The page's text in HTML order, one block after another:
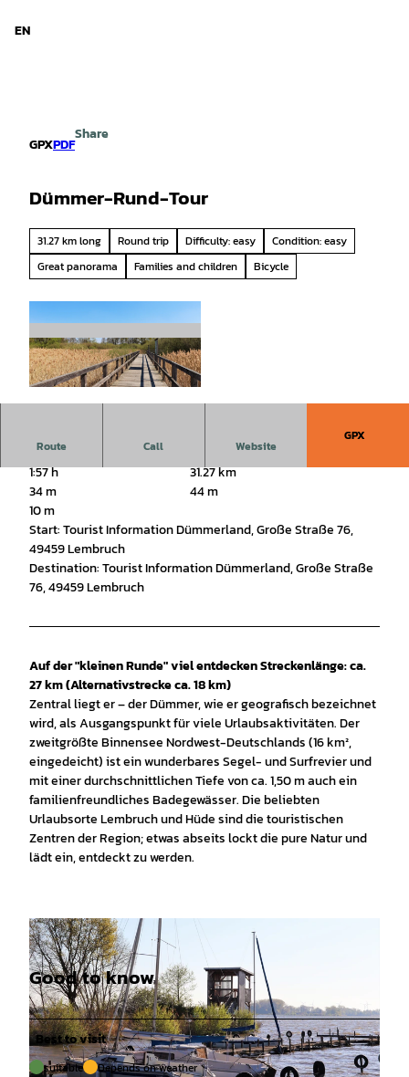
EN
GPXPDF
Share
Dümmer-Rund-Tour
31.27 km long Round trip Difficulty: easy
Condition: easy
Great panorama
Families and children Bicycle
CC-BY-SA
Route Call Website
GPX
1:57 h
31.27 km
34 m
44 m
10 m
Start: Tourist Information Dümmerland, Große Straße 76,
49459 Lembruch
Destination: Tourist Information Dümmerland, Große Straße
76, 49459 Lembruch
Auf der "kleinen Runde" viel entdecken Streckenlänge: ca.
27 km (Alternativstrecke ca. 18 km)
Zentral liegt er – der Dümmer, wie er geografisch bezeichnet
wird, als Ausgangspunkt für viele Urlaubsaktivitäten. Der
zweitgrößte Binnensee Nordwest-Deutschlands (16 km²,
eingedeicht) ist ein wunderbares Segel- und Surfrevier und
mit einer durchschnittlichen Tiefe von ca. 1,50 m auch ein
familienfreundliches Badegewässer. Die beliebten
Urlaubsorte Lembruch und Hüde sind die touristischen
Zentren der Region; etwas abseits lockt die pure Natur und
lädt ein, entdeckt zu werden.
Good to know
Best to visit
suitable Depends on weather